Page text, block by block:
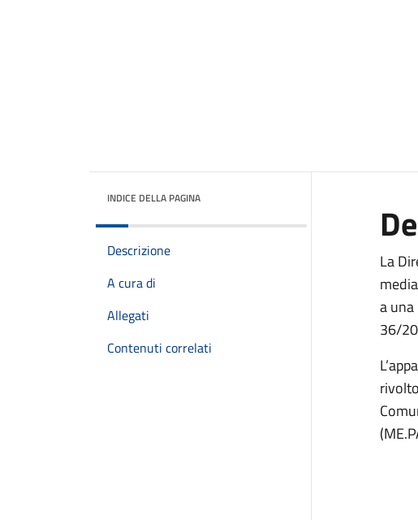
INDICE DELLA PAGINA
Descrizione
A cura di
Allegati
Contenuti correlati
La
a una
36/